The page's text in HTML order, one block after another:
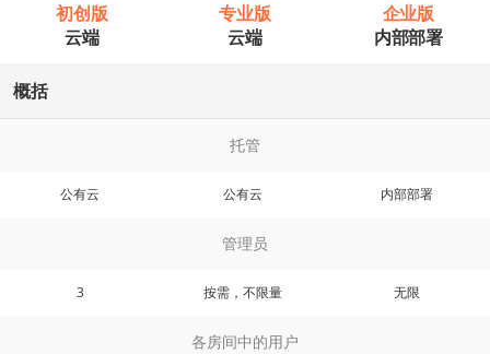
初创版
云端
专业版
云端
企业版
内部部署
概括
托管
公有云 公有云 内部部署
管理员
3 按需，不限量 无限
各房间中的用户